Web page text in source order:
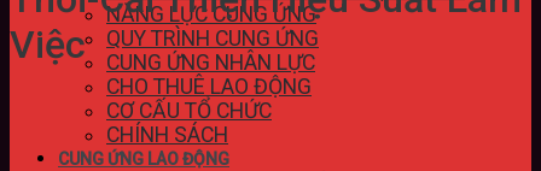
NĂNG LỰC CUNG ỨNG
QUY TRÌNH CUNG ỨNG
CUNG ỨNG NHÂN LỰC
CHO THUÊ LAO ĐỘNG
CƠ CẤU TỔ CHỨC
CHÍNH SÁCH
CUNG ỨNG LAO ĐỘNG
Việc